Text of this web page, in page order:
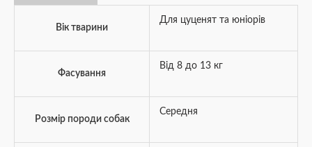
Вік тварини
Для цуценят та юніорів
Фасування
Від 8 до 13 кг
Розмір породи собак
Середня